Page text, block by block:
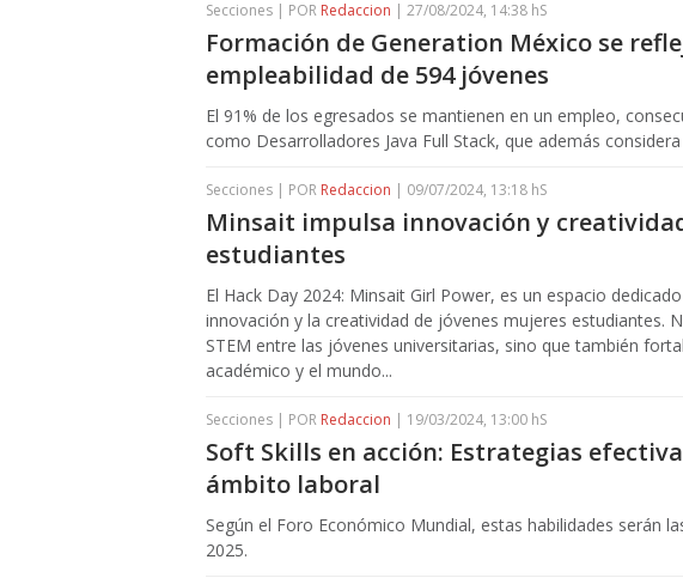
Secciones | POR Redaccion | 27/08/2024, 14:38 hS
Formación de Generation México se
empleabilidad de 594 jóvenes
El 91% de los egresados se mantienen en un empleo,
como Desarrolladores Java Full Stack, que además
Secciones | POR Redaccion | 09/07/2024, 13:18 hS
Minsait impulsa innovación y
estudiantes
El Hack Day 2024: Minsait Girl Power, es un espacio
innovación y la creatividad de jóvenes mujeres estudiantes.
STEM entre las jóvenes universitarias, sino que también
académico y el mundo...
Secciones | POR Redaccion | 19/03/2024, 13:00 hS
Soft Skills en acción: Estrategias
ámbito laboral
Según el Foro Económico Mundial, estas habilidades serán
2025.